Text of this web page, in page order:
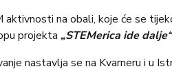
na obali, koje će se
projekta „STEMerica ide dalje“
nastavlja se na Kvarneru i u